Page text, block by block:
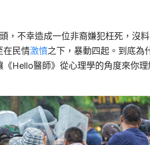
，不幸造成一位非裔嫌犯枉死，沒
在民情激憤之下，暴動四起。到底為
Hello醫師》從心理學的角度來你